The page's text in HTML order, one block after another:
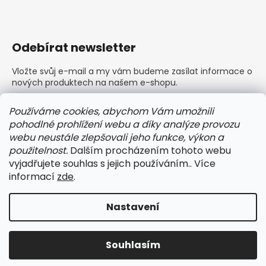
Používáme cookies, abychom Vám umožnili
pohodlné prohlížení webu a díky analýze provozu
webu neustále zlepšovali jeho funkce, výkon a
použitelnost. Dalším procházením tohoto webu
vyjadřujete souhlas s jejich používáním.. Více
informací zde.
Nastavení
Souhlasím
Odebírat newsletter
Vložte svůj e-mail a my vám budeme zasílat informace o
nových produktech na našem e-shopu.
Vložením e-mailu souhlasíte spodmínkami ochrany
osobních údajů
PŘIHLÁSIT SE
Copyright 2026BARLEY dámské a pánské prádlo.
Všechna práva vyhrazena.